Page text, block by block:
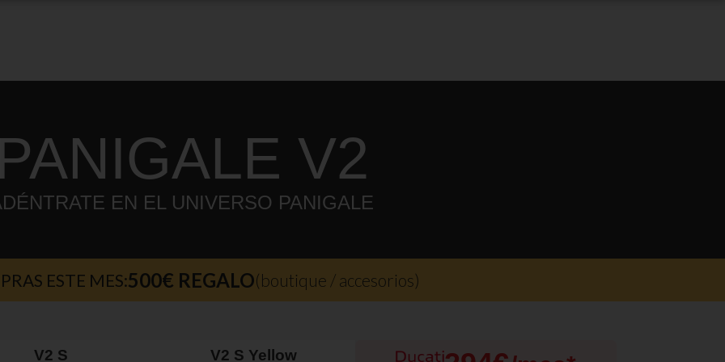
PANIGALE V2
EN EL UNIVERSO PANIGALE
ESTE MES:500€ REGALO(boutique / accesorios)
V2 S V2 S Yellow